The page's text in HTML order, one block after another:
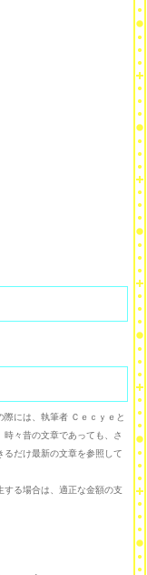
には、執筆者 Ｃｅｃｙｅと
々昔の文章であっても、さ
るだけ最新の文章を参照して
る場合は、適正な金額の支